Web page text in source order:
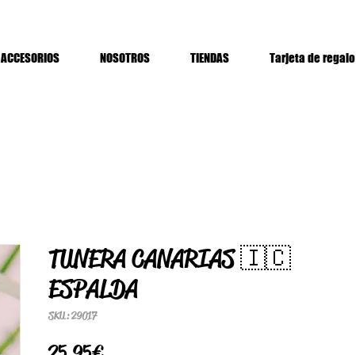
ACCESORIOS NOSOTROS TIENDAS Tarjeta de regalo
TUNERA CANARIAS 🇮🇨
ESPALDA
SKU: 29017